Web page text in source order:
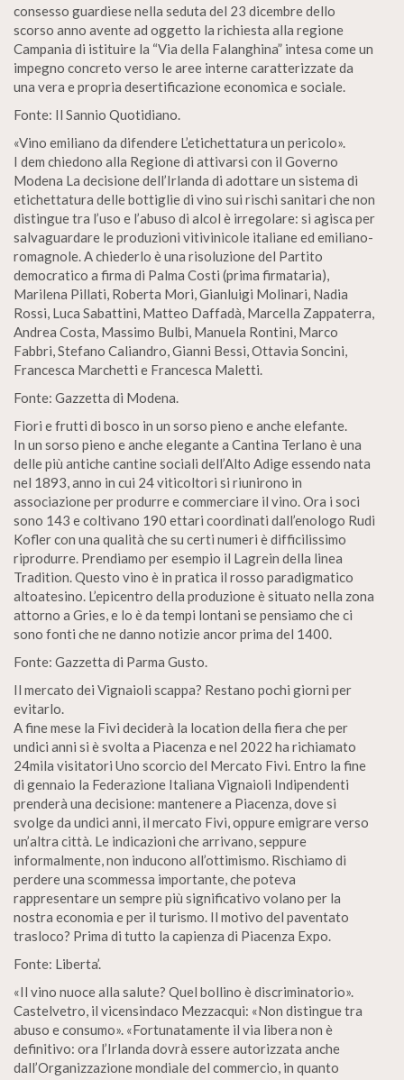
consesso guardiese nella seduta del 23 dicembre dello
scorso anno avente ad oggetto la richiesta alla regione
Campania di istituire la “Via della Falanghina” intesa come un
impegno concreto verso le aree interne caratterizzate da
una vera e propria desertificazione economica e sociale.
Fonte: Il Sannio Quotidiano.
«Vino emiliano da difendere L’etichettatura un pericolo».
I dem chiedono alla Regione di attivarsi con il Governo
Modena La decisione dell’Irlanda di adottare un sistema di
etichettatura delle bottiglie di vino sui rischi sanitari che non
distingue tra l’uso e l’abuso di alcol è irregolare: si agisca per
salvaguardare le produzioni vitivinicole italiane ed emiliano-
romagnole. A chiederlo è una risoluzione del Partito
democratico a firma di Palma Costi (prima firmataria),
Marilena Pillati, Roberta Mori, Gianluigi Molinari, Nadia
Rossi, Luca Sabattini, Matteo Daffadà, Marcella Zappaterra,
Andrea Costa, Massimo Bulbi, Manuela Rontini, Marco
Fabbri, Stefano Caliandro, Gianni Bessi, Ottavia Soncini,
Francesca Marchetti e Francesca Maletti.
Fonte: Gazzetta di Modena.
Fiori e frutti di bosco in un sorso pieno e anche elefante.
In un sorso pieno e anche elegante a Cantina Terlano è una
delle più antiche cantine sociali dell’Alto Adige essendo nata
nel 1893, anno in cui 24 viticoltori si riunirono in
associazione per produrre e commerciare il vino. Ora i soci
sono 143 e coltivano 190 ettari coordinati dall’enologo Rudi
Kofler con una qualità che su certi numeri è difficilissimo
riprodurre. Prendiamo per esempio il Lagrein della linea
Tradition. Questo vino è in pratica il rosso paradigmatico
altoatesino. L’epicentro della produzione è situato nella zona
attorno a Gries, e lo è da tempi lontani se pensiamo che ci
sono fonti che ne danno notizie ancor prima del 1400.
Fonte: Gazzetta di Parma Gusto.
Il mercato dei Vignaioli scappa? Restano pochi giorni per
evitarlo.
A fine mese la Fivi deciderà la location della fiera che per
undici anni si è svolta a Piacenza e nel 2022 ha richiamato
24mila visitatori Uno scorcio del Mercato Fivi. Entro la fine
di gennaio la Federazione Italiana Vignaioli Indipendenti
prenderà una decisione: mantenere a Piacenza, dove si
svolge da undici anni, il mercato Fivi, oppure emigrare verso
un’altra città. Le indicazioni che arrivano, seppure
informalmente, non inducono all’ottimismo. Rischiamo di
perdere una scommessa importante, che poteva
rappresentare un sempre più significativo volano per la
nostra economia e per il turismo. Il motivo del paventato
trasloco? Prima di tutto la capienza di Piacenza Expo.
Fonte: Liberta’.
«Il vino nuoce alla salute? Quel bollino è discriminatorio».
Castelvetro, il vicensindaco Mezzacqui: «Non distingue tra
abuso e consumo». «Fortunatamente il via libera non è
definitivo: ora l’Irlanda dovrà essere autorizzata anche
dall’Organizzazione mondiale del commercio, in quanto